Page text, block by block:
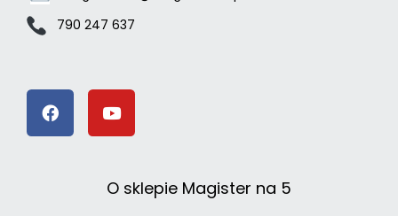
790 247 637
O sklepie Magister na 5